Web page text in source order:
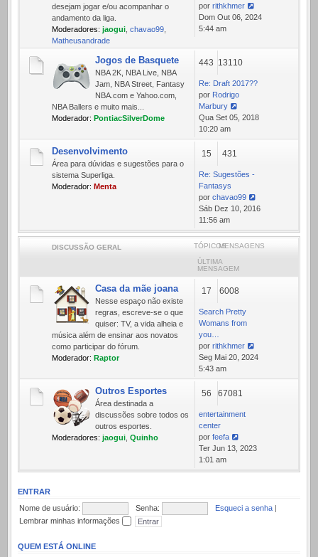
desejam jogar e/ou acompanhar o
andamento da liga.
Moderadores: jaogui chavao99
Matheusandrade
por rithkhmer
Ver
última
Dom Out 06, 2024
5:44 am
Jogos de Basquete
NBA 2K, NBA Live, NBA
Jam, NBA Street, Fantasy
NBA.com e Yahoo.com,
NBA Ballers e muito mais...
Moderador: PontiacSilverDome
443 13110
Re: Draft 2017??
por Rodrigo
Marbury
Ver
última
mensagem
Qua Set 05, 2018
10:20 am
Desenvolvimento
Área para dúvidas e sugestões para o
sistema Superliga.
Moderador: Menta
15 431
Re: Sugestões -
Fantasys
por chavao99
Ver
última
mensagem
Sáb Dez 10, 2016
11:56 am
DISCUSSÃO GERAL TÓPICOSMENSAGENS
ÚLTIMA
MENSAGEM
Casa da mãe joana
Nesse espaço não existe
regras, escreve-se o que
quiser: TV, a vida alheia e
música além de ensinar aos novatos
como participar do fórum.
Moderador: Raptor
17 6008
Search Pretty
Womans from
you…
por rithkhmer
Ver
última
mensagem
Seg Mai 20, 2024
5:43 am
Outros Esportes
Área destinada a
discussões sobre todos os
outros esportes.
Moderadores: jaogui Quinho
56 67081
entertainment
center
por feefa
Ver
última
mensagem
Ter Jun 13, 2023
1:01 am
ENTRAR
Nome de usuário:
Senha: Esqueci a senha |
Lembrar minhas informações
QUEM ESTÁ ONLINE